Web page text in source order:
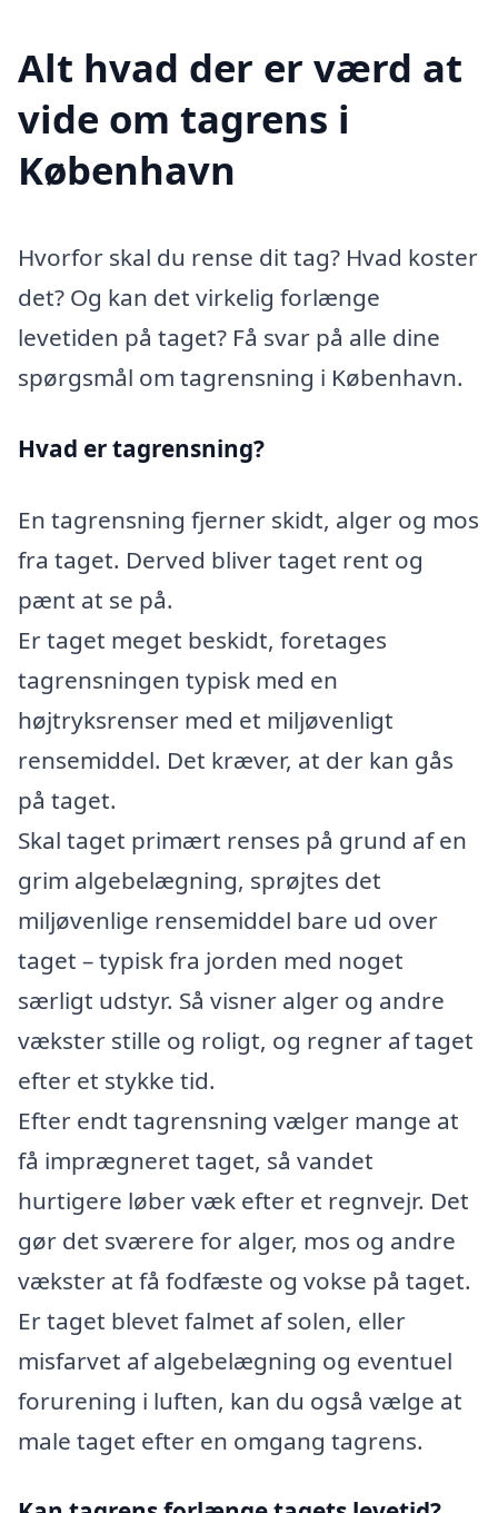
Alt hvad der er værd at
vide om tagrens i
København
Hvorfor skal du rense dit tag? Hvad koster
det? Og kan det virkelig forlænge
levetiden på taget? Få svar på alle dine
spørgsmål om tagrensning i København.
Hvad er tagrensning?
En tagrensning fjerner skidt, alger og mos
fra taget. Derved bliver taget rent og
pænt at se på.
Er taget meget beskidt, foretages
tagrensningen typisk med en
højtryksrenser med et miljøvenligt
rensemiddel. Det kræver, at der kan gås
på taget.
Skal taget primært renses på grund af en
grim algebelægning, sprøjtes det
miljøvenlige rensemiddel bare ud over
taget – typisk fra jorden med noget
særligt udstyr. Så visner alger og andre
vækster stille og roligt, og regner af taget
efter et stykke tid.
Efter endt tagrensning vælger mange at
få imprægneret taget, så vandet
hurtigere løber væk efter et regnvejr. Det
gør det sværere for alger, mos og andre
vækster at få fodfæste og vokse på taget.
Er taget blevet falmet af solen, eller
misfarvet af algebelægning og eventuel
forurening i luften, kan du også vælge at
male taget efter en omgang tagrens.